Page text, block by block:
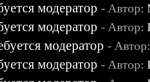
модератор - Автор:
модератор - Автор:
модератор -
модератор - Автор: